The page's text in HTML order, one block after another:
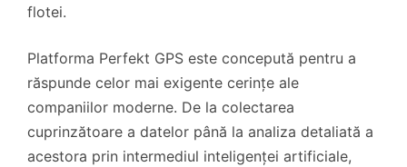
flotei.
Platforma Perfekt GPS este concepută pentru a
răspunde celor mai exigente cerințe ale
companiilor moderne. De la colectarea
cuprinzătoare a datelor până la analiza detaliată a
acestora prin intermediul inteligenței artificiale,